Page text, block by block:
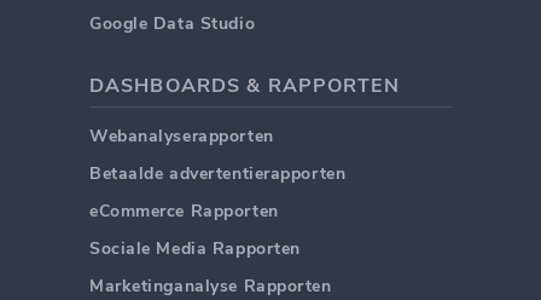
Google Data Studio
DASHBOARDS & RAPPORTEN
Webanalyserapporten
Betaalde advertentierapporten
eCommerce Rapporten
Sociale Media Rapporten
Marketinganalyse Rapporten